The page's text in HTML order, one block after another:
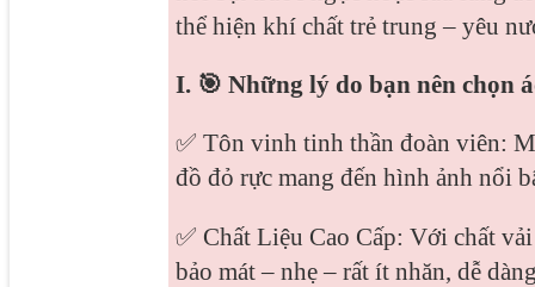
thể hiện khí chất trẻ trung – yêu
I. 🎯 Những lý do bạn nên chọn
✅ Tôn vinh tinh thần đoàn viên:
đồ đỏ rực mang đến hình ảnh nổi
✅ Chất Liệu Cao Cấp: Với chất
bảo mát – nhẹ – rất ít nhăn, dễ